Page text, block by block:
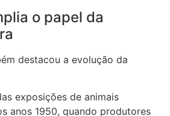
o papel da
destacou a evolução da
exposições de animais
anos 1950, quando produtores